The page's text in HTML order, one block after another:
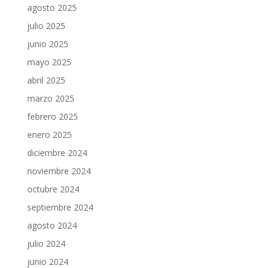
agosto 2025
julio 2025
junio 2025
mayo 2025
abril 2025
marzo 2025
febrero 2025
enero 2025
diciembre 2024
noviembre 2024
octubre 2024
septiembre 2024
agosto 2024
julio 2024
junio 2024